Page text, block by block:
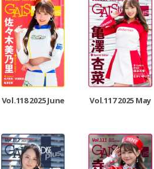
Vol.118 2025 June Vol.117 2025 May